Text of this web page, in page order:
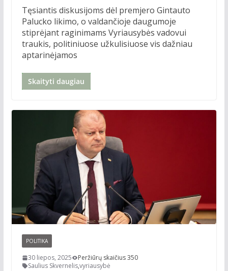
Tęsiantis diskusijoms dėl premjero Gintauto
Palucko likimo, o valdančioje daugumoje
stiprėjant raginimams Vyriausybės vadovui
traukis, politiniuose užkulisiuose vis dažniau
aptarinėjamos
Skaityti daugiau
POLITIKA
30 liepos, 2025
Peržiūrų skaičius 350
Saulius Skvernelis,vyriausybė